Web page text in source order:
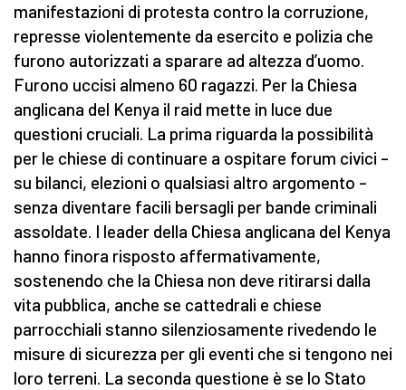
manifestazioni di protesta contro la corruzione,
represse violentemente da esercito e polizia che
furono autorizzati a sparare ad altezza d’uomo.
Furono uccisi almeno 60 ragazzi. Per la Chiesa
anglicana del Kenya il raid mette in luce due
questioni cruciali. La prima riguarda la possibilità
per le chiese di continuare a ospitare forum civici –
su bilanci, elezioni o qualsiasi altro argomento –
senza diventare facili bersagli per bande criminali
assoldate. I leader della Chiesa anglicana del Kenya
hanno finora risposto affermativamente,
sostenendo che la Chiesa non deve ritirarsi dalla
vita pubblica, anche se cattedrali e chiese
parrocchiali stanno silenziosamente rivedendo le
misure di sicurezza per gli eventi che si tengono nei
loro terreni. La seconda questione è se lo Stato